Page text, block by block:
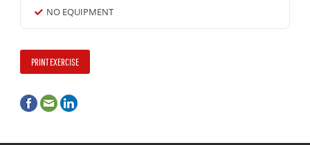
NO EQUIPMENT
PRINT EXERCISE